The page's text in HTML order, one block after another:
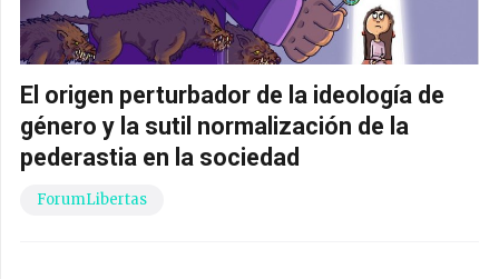
El origen perturbador de la ideología de
género y la sutil normalización de la
pederastia en la sociedad
ForumLibertas